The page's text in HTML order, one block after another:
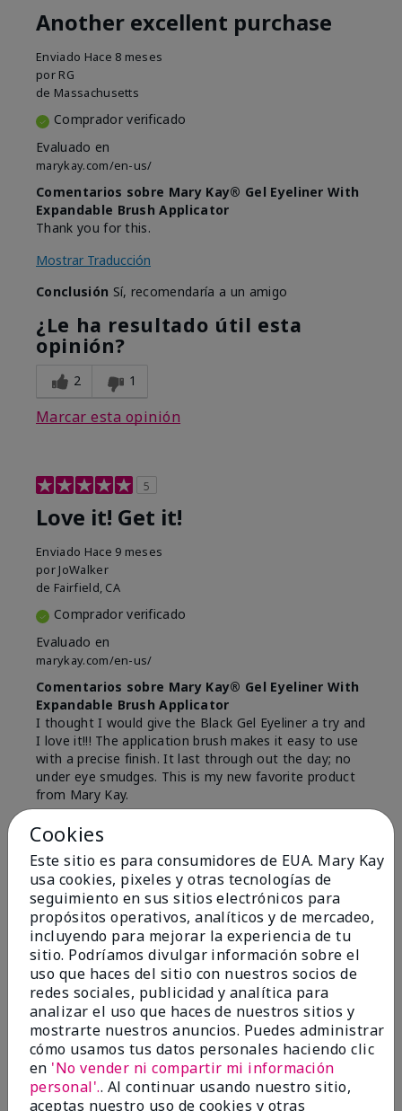
Another excellent purchase
Enviado Hace 8 meses
por RG
de Massachusetts
Comprador verificado
Evaluado en
marykay.com/en-us/
Comentarios sobre Mary Kay® Gel Eyeliner With
Expandable Brush Applicator
Thank you for this.
Mostrar Traducción
Conclusión Sí, recomendaría a un amigo
¿Le ha resultado útil esta
opinión?
2 1
Marcar esta opinión
5
Love it! Get it!
Enviado Hace 9 meses
por JoWalker
de Fairfield, CA
Comprador verificado
Evaluado en
marykay.com/en-us/
Comentarios sobre Mary Kay® Gel Eyeliner With
Expandable Brush Applicator
I thought I would give the Black Gel Eyeliner a try and
I love it!!! The application brush makes it easy to use
with a precise finish. It last through out the day; no
under eye smudges. This is my new favorite product
from Mary Kay.
Mostrar Traducción
ConclusiónSí, recomendaría a un amigo
¿Le ha resultado útil esta
opinión?
5 0
Marcar esta opinión
4
Gel eyeliner
Cookies
Este sitio es para consumidores de EUA. Mary Kay
usa cookies, pixeles y otras tecnologías de
seguimiento en sus sitios electrónicos para
propósitos operativos, analíticos y de mercadeo,
incluyendo para mejorar la experiencia de tu
sitio. Podríamos divulgar información sobre el
uso que haces del sitio con nuestros socios de
redes sociales, publicidad y analítica para
analizar el uso que haces de nuestros sitios y
mostrarte nuestros anuncios. Puedes administrar
cómo usamos tus datos personales haciendo clic
en 'No vender ni compartir mi información
personal'.. Al continuar usando nuestro sitio,
aceptas nuestro uso de cookies y otras